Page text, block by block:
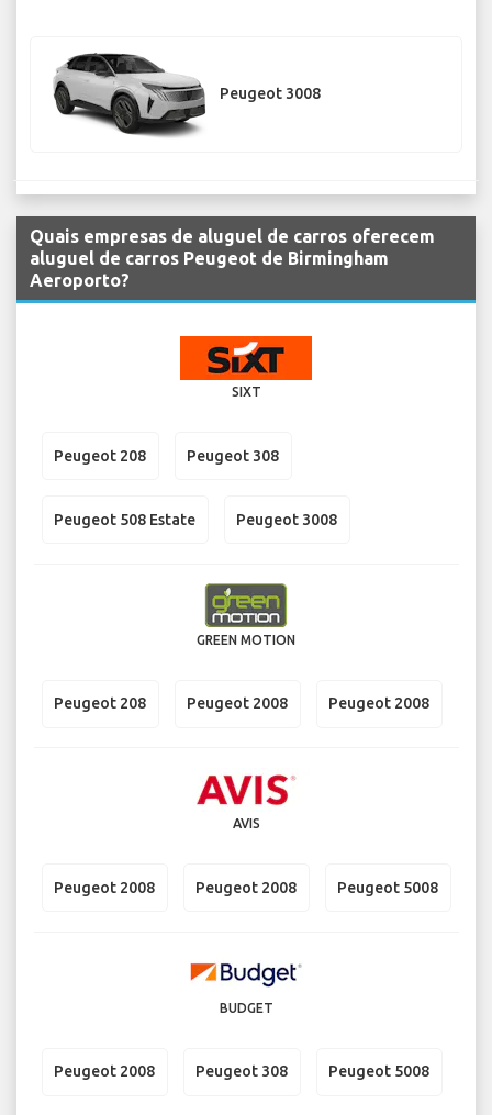
Peugeot 3008
Quais empresas de aluguel de carros oferecem
aluguel de carros Peugeot de Birmingham
Aeroporto?
SIXT
Peugeot 208 Peugeot 308
Peugeot 508 Estate Peugeot 3008
GREEN MOTION
Peugeot 208 Peugeot 2008 Peugeot 2008
AVIS
Peugeot 2008 Peugeot 2008 Peugeot 5008
BUDGET
Peugeot 2008 Peugeot 308 Peugeot 5008